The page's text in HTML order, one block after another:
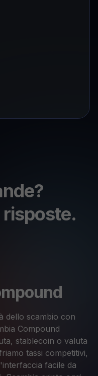
dello scambio con
Compound
stablecoin o valuta
tassi competitivi,
facile da